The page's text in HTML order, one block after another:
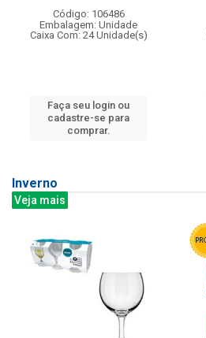
Código: 106486
Embalagem: Unidade
Caixa Com: 24 Unidade(s)
Faça seu login ou
cadastre-se para
comprar.
Inverno
Veja mais